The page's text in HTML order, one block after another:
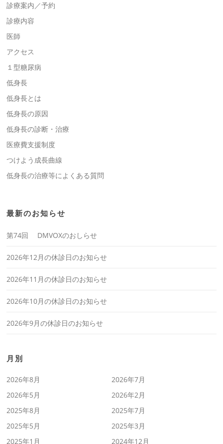
診療案内／予約
診療内容
医師
アクセス
１型糖尿病
低身長
低身長とは
低身長の原因
低身長の診断・治療
医療費支援制度
つけよう成長曲線
低身長の治療等によくある質問
最新のお知らせ
第74回 DMVOXのおしらせ
2026年12月の休診日のお知らせ
2026年11月の休診日のお知らせ
2026年10月の休診日のお知らせ
2026年9月の休診日のお知らせ
月別
2026年8月
2026年7月
2026年5月
2026年2月
2025年8月
2025年7月
2025年5月
2025年3月
2025年1月
2024年12月